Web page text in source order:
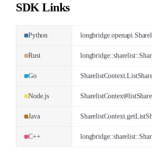
SDK Links
Python
Rust
Go
Node.js
Java
C++